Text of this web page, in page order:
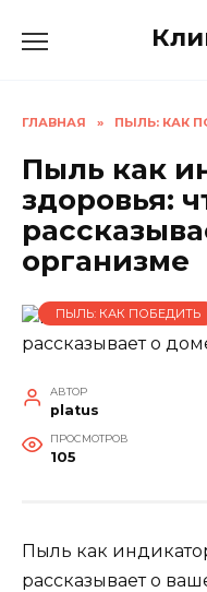
ГЛАВНАЯ » ПЫЛЬ: КАК
Пыль как
здоровья:
организме
ПЫЛЬ: КАК ПОБЕДИТЬ
АВТОР
platus
ПРОСМОТРОВ
105
Пыль как
рассказывает о